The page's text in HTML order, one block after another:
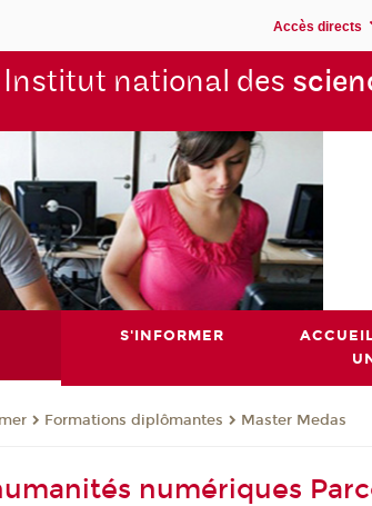
Accès directs
Institut national des
S'INFORMER
Formations diplômantes Master Medas
numériques